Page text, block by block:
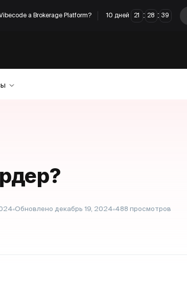
a Brokerage Platform? 10 дней 21 : 28 : 39
Обновлено декабрь 19, 2024 488 просмотров